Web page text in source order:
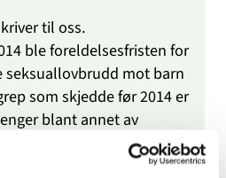
til oss.
ble foreldelsesfristen for
mot barn
som skjedde før 2014 er
blant annet av
alderen til den
overgrepet skjedde og